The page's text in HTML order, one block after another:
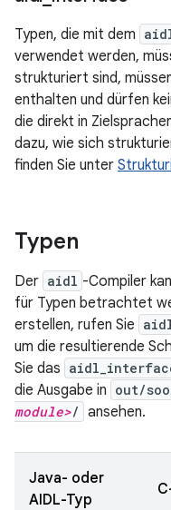
Typen, die mit dem
verwendet werden,
strukturiert sind,
enthalten und dürfen
die direkt in
dazu, wie sich
finden Sie unter
Typen
Der aidl -Compiler
für Typen betrachtet
erstellen, rufen Sie
um die resultierende
Sie das
die Ausgabe in out/
module>/ ansehen.
Java- oder
AIDL-Typ